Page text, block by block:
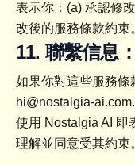
表示你：(a) 承認修
改後的服務條款約束
11. 聯繫信息：
hi@nostalgia-ai.com.
使用 Nostalgia AI 即
理解並同意受其約束